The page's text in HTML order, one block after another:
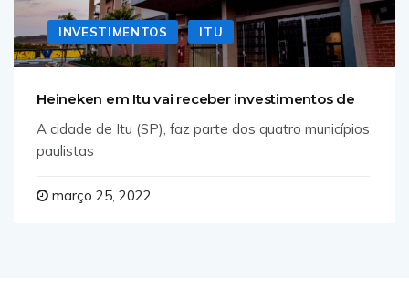
INVESTIMENTOS ITU
Heineken em Itu vai receber investimentos de
A cidade de Itu (SP), faz parte dos quatro municípios
paulistas
março 25, 2022